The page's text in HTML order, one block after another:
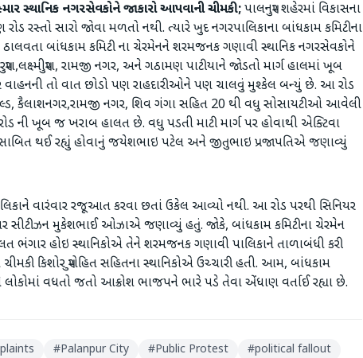
સ્થાનિક નગરસેવકોને જાકારો આપવાની ચીમકી;પાલનપુર શહેરમાં વિકાસના
રસ્તો સારો જોવા મળતો નથી. ત્યારે ખુદ નગરપાલિકાના બાંધકામ કમિટીના
ઠાલવતા બાંધકામ કમિટી ના ચેરમેનને શરમજનક ગણાવી સ્થાનિક નગરસેવકોને
રામજી નગર, અને ગઠામણ પાટીયાને જોડતો માર્ગ હાલમાં ખૂબ
તો વાત છોડો પણ રાહદારીઓને પણ ચાલવું મુશ્કેલ બન્યું છે. આ રોડ
ગોલ્ડ, કૈલાશનગર,રામજી નગર, શિવ ગંગા સહિત 20 થી વધુ સોસાયટીઓ આવેલી
ની ખૂબ જ ખરાબ હાલત છે. વધુ પડતી માટી માર્ગ પર હોવાથી એક્ટિવા
થઈ રહ્યું હોવાનું જયેશભાઇ પટેલ અને જીતુભાઇ પ્રજાપતિએ જણાવ્યું
વારંવાર રજૂઆત કરવા છતાં ઉકેલ આવ્યો નથી. આ રોડ પરથી સિનિયર
સીટીઝન મુકેશભાઈ ઓઝાએ જણાવ્યું હતું. જોકે, બાંધકામ કમિટીના ચેરમેન
ભંગાર હોઇ સ્થાનિકોએ તેને શરમજનક ગણાવી પાલિકાને તાળાબંધી કરી
કિશોર પુરોહિત સહિતના સ્થાનિકોએ ઉચ્ચારી હતી. આમ, બાંધકામ
વધતો જતો આક્રોશ ભાજપને ભારે પડે તેવા એંધાણ વર્તાઈ રહ્યા છે.
#Palanpur City #Public Protest #political fallout